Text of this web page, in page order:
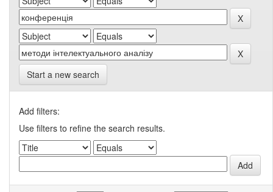
Start a new search
Add filters:
Use filters to refine the search results.